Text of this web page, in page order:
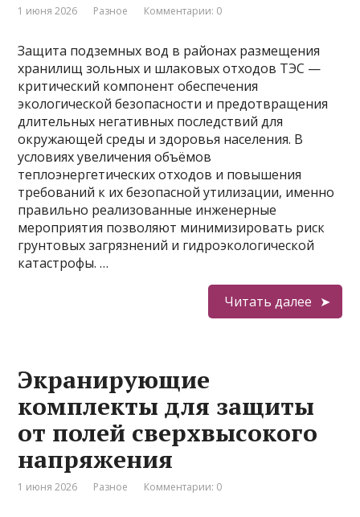
1 июня 2026 Разное Комментарии: 0
Защита подземных вод в районах размещения
хранилищ зольных и шлаковых отходов ТЭС —
критический компонент обеспечения
экологической безопасности и предотвращения
длительных негативных последствий для
окружающей среды и здоровья населения. В
условиях увеличения объёмов
теплоэнергетических отходов и повышения
требований к их безопасной утилизации, именно
правильно реализованные инженерные
мероприятия позволяют минимизировать риск
грунтовых загрязнений и гидроэкологической
катастрофы. …
Читать далее
Экранирующие
комплекты для защиты
от полей сверхвысокого
напряжения
1 июня 2026 Разное Комментарии: 0